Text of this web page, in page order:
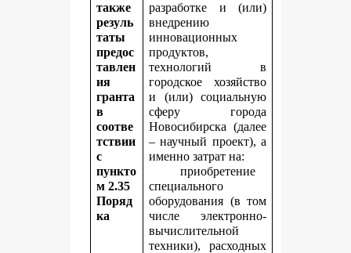
также
резуль
таты
предос
тавлен
ия
гранта
в
соотве
тствии
с
пункто
м 2.35
Поряд
ка
разработке и (или)
внедрению
инновационных
продуктов,
технологий в
городское хозяйство
и (или) социальную
сферу города
Новосибирска (далее
– научный проект), а
именно затрат на:
приобретение
специального
оборудования (в том
числе электронно-
вычислительной
техники), расходных